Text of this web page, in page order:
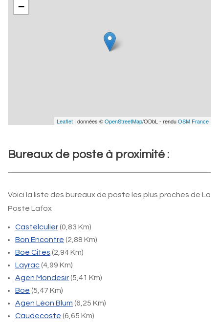
−
Leaflet | données ©OpenStreetMap/ODbL - renduOSM France
Bureaux de poste à proximité :
Voici la liste des bureaux de poste les plus proches de La
Poste Lafox
Castelculier(0,83 Km)
Bon Encontre (2,88 Km)
Boe Cites (2,94 Km)
Layrac(4,99 Km)
Agen Mondesir(5,41 Km)
Boe (5,47 Km)
Agen Léon Blum (6,25 Km)
Caudecoste (6,65 Km)